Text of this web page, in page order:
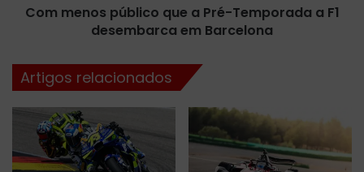
desembarca
Com menos público que a Pré-Temporada a F1
desembarca em Barcelona
Artigos relacionados